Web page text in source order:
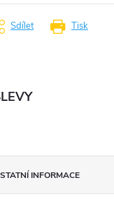
Tisk
Sdílet
INFORMACE